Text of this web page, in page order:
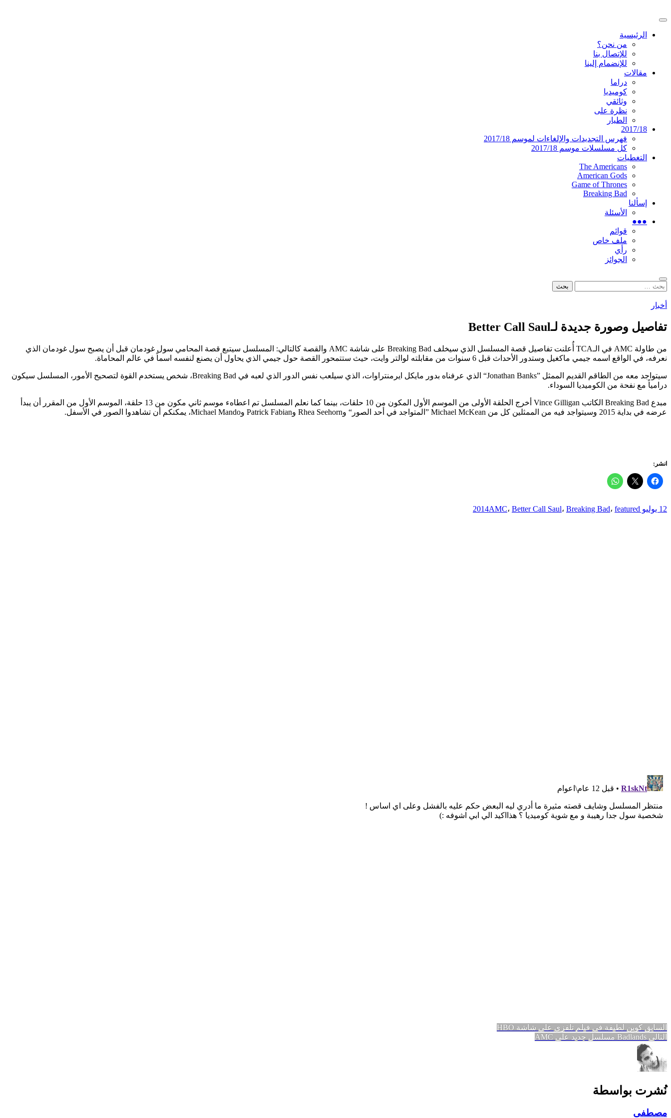
إلى
دليل التلفزيون العربي
موقع عربي متخصص في أخبار ومقالات حول المسلسلات الأجنبية
القائمة
الرئيسيةالرئيسية
من نحن؟
للإتصال بنا
للإنضمام إلينا
مقالات
دراما
كوميديا
وثائقي
نظرة على
الطيار
2017/18
فهرس التجديدات والإلغاءات لموسم 2017/18
كل مسلسلات موسم 2017/18
التغطيات
The Americans
American Gods
Game of Thrones
Breaking Bad
إسألنا
الأسئلة
●●●
قوائم
ملف خاص
رأي
الجوائز
بحث
البحث
أخبار
تفاصيل وصورة جديدة لـBetter Call Saul
من طاولة AMC في الـTCA أُعلنت تفاصيل قصة المسلسل الذي سيخلف Breaking Bad على شاشة AMC والقصة كالتالي: المسلسل سيتبع قصة المحامي سول غودمان قبل أن يصبح سول غودمان الذي
نعرفه، في الواقع اسمه جيمي ماكغيل وستدور الأحداث قبل 6 سنوات من مقابلته لوالتر وايت، حيث ستتمحور القصة حول جيمي الذي يحاول أن يصنع لنفسه اسماً في عالم المحاماة.
سيتواجد معه من الطاقم القديم الممثل ”Jonathan Banks“ الذي عرفناه بدور مايكل ايرمنتراوات، الذي سيلعب نفس الدور الذي لعبه في Breaking Bad، شخص يستخدم القوة لتصحيح الأمور، المسلسل سيكون
درامياً مع نفحة من الكوميديا السوداء.
مبدع Breaking Bad الكاتب Vince Gilligan أخرج الحلقة الأولى من الموسم الأول المكون من 10 حلقات، بينما كما نعلم المسلسل تم اعطاهء موسم ثاني مكون من 13 حلقة، الموسم الأول من المقرر أن يبدأ
عرضه في بداية 2015 وسيتواجد فيه من الممثلين كل من Michael McKean ”المتواجد في أحد الصور“ وRhea Seehorn وPatrick Fabian وMichael Mando، يمكنكم أن تشاهدوا الصور في الأسفل.
انشر:
12 يوليو 2014 AMC، Better Call Saul، Breaking Bad، featured
تصفّح
المقالات
السابق المقالة
السابقة:
كوين لطيفة في فيلم تلفزي على شاشة HBO
التالي المقالة
التالية:
Badlands مسلسل جديد على AMC
نُشرت بواسطة
مصطفى